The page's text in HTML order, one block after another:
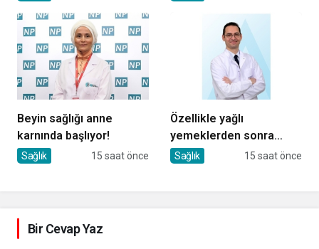
Beyin sağlığı anne
karnında başlıyor!
Sağlık 15 saat önce
Özellikle yağlı
yemeklerden sonra
başlıyorsa, gecikmeyin
Sağlık 15 saat önce
Bir Cevap Yaz